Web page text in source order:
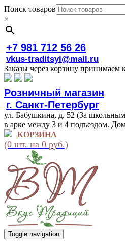
Поиск товаров
×
+7 981 712 56 26
vkus-traditsyi@mail.ru
Заказы через корзину принимаем
Розничный магазин
г. Санкт-Петербург
ул. Бабушкина, д. 52 (За
в арке между 3 и 4 подъездом.
КОРЗИНА
(0 шт. на 0 руб.)
Toggle navigation